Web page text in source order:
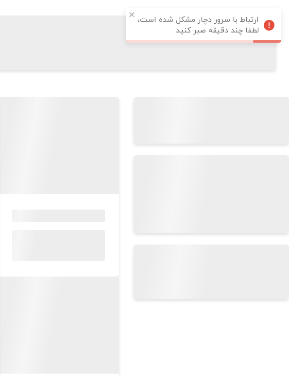
ارتباط با سرور دچار مشکل شده است،
لطفا چند دقیقه صبر کنید